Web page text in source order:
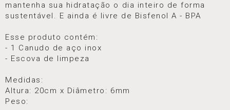
mantenha sua hidratação o dia inteiro de forma
sustentável. E ainda é livre de Bisfenol A - BPA
Esse produto contém:
- 1 Canudo de aço inox
- Escova de limpeza
Medidas:
Altura: 20cm x Diâmetro: 6mm
Peso: